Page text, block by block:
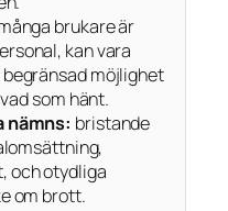
brukare är
kan vara
möjlighet
som hänt.
nämns: bristande
och otydliga
om brott.